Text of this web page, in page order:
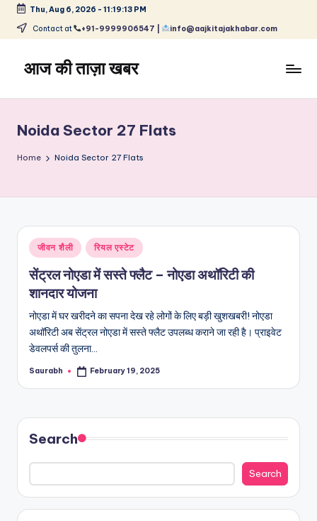
Skip
content
Thu, Aug 6, 2026 - 11:19:14 PM
Contact at +91-9999906547 | info@aajkitajakhabar.com
आज की ताज़ा खबर
ताज़ा
समाचार
–
और
विश्व
Noida Sector 27 Flats
Home Noida Sector 27 Flats
Posted
in
जीवन शैली रियल एस्टेट
सेंट्रल नोएडा में सस्ते फ्लैट – नोएडा अथॉरिटी की
शानदार योजना
नोएडा में घर खरीदने का सपना देख रहे लोगों के लिए बड़ी खुशखबरी! नोएडा
अथॉरिटी अब सेंट्रल नोएडा में सस्ते फ्लैट उपलब्ध कराने जा रही है। प्राइवेट
डेवलपर्स की तुलना…
Posted
Saurabh February 19, 2025
Search
Search